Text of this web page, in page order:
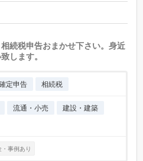
続税申告おまかせ下さい。身近
します。
定申告 相続税
流通・小売
建設・建築
・事例あり